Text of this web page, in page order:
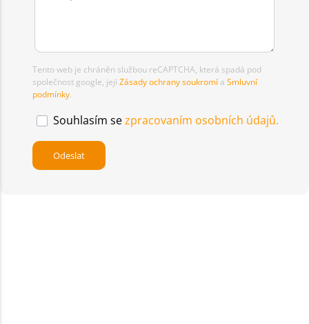
Tento web je chráněn službou reCAPTCHA, která spadá pod
společnost google, jejíZásady ochrany soukromí a Smluvní
podmínky.
Souhlasím sezpracovaním osobních údajů.